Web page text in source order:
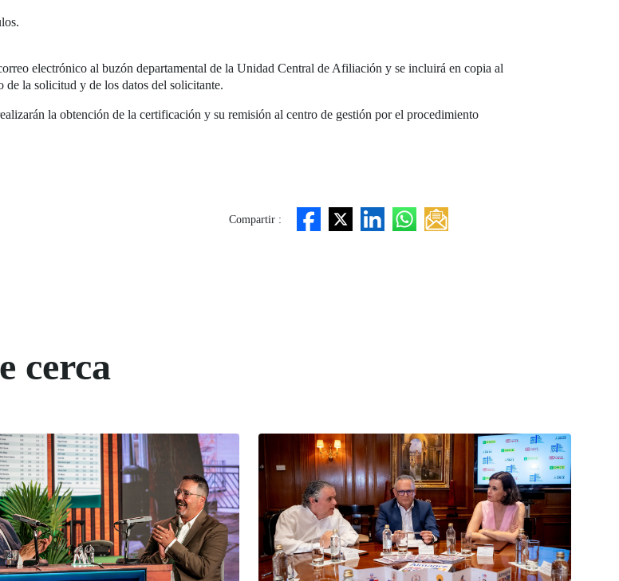
electrónico al buzón departamental de la Unidad Central de Afiliación y se incluirá en copia al
la solicitud y de los datos del solicitante.
la obtención de la certificación y su remisión al centro de gestión por el procedimiento
Compartir :
cerca